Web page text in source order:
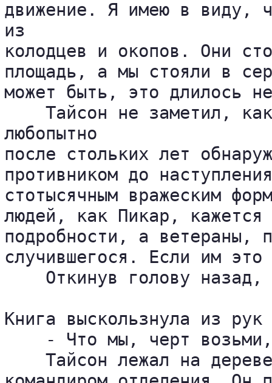
движение. Я имею в виду,
из
колодцев и окопов. Они
площадь, а мы стояли в
может быть, это длилось
Тайсон не заметил,
любопытно
после стольких лет
противником до
стотысячным вражеским
людей, как Пикар, кажется
подробности, а ветераны,
случившегося. Если им это
Откинув голову
Книга выскользнула из
- Что мы, черт
Тайсон лежал на